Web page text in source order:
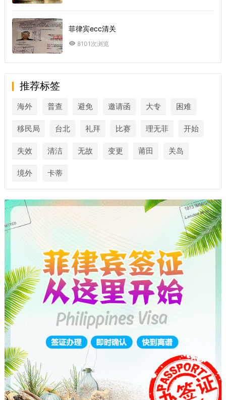
菲律宾ecc清关
8101次浏览
推荐标签
海外 普查 避免 邀请函 大专 困难
移民局 台北 礼拜 比赛 理无菲 开始
失效 清洁 无故 变更 莆田 关岛
境外 卡蒂